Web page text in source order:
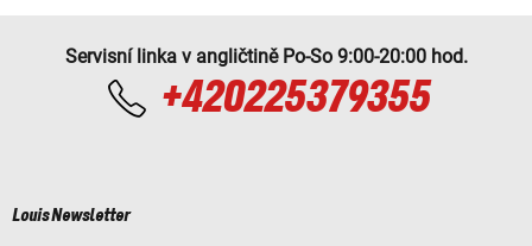
Servisní linka v angličtině Po-So 9:00-20:00 hod.
+420225379355
Louis Newsletter